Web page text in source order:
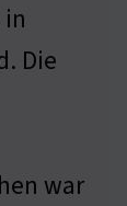
Die
war